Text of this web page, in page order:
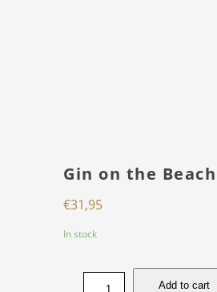
Gin on the Beach
€31,95
In stock
Add to cart